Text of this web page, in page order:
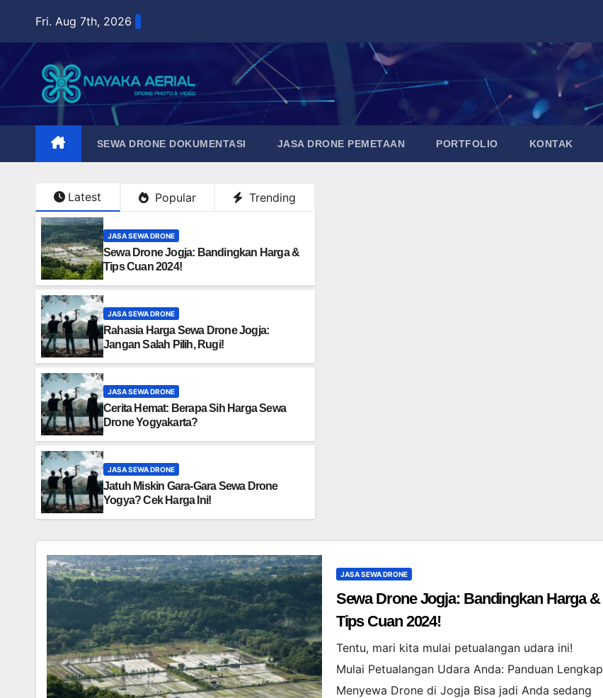
content
Fri. Aug 7th, 2026
SEWA DRONE DOKUMENTASI JASA DRONE PEMETAAN PORTFOLIO KONTAK
Latest Popular Trending
JASA SEWA DRONE
Sewa Drone Jogja: Bandingkan Harga &
Tips Cuan 2024!
JASA SEWA DRONE
Rahasia Harga Sewa Drone Jogja:
Jangan Salah Pilih, Rugi!
JASA SEWA DRONE
Cerita Hemat: Berapa Sih Harga Sewa
Drone Yogyakarta?
JASA SEWA DRONE
Jatuh Miskin Gara-Gara Sewa Drone
Yogya? Cek Harga Ini!
JASA SEWA DRONE
Sewa Drone Jogja: Bandingkan Harga &
Tips Cuan 2024!
Tentu, mari kita mulai petualangan udara ini!
Mulai Petualangan Udara Anda: Panduan Lengkap
Menyewa Drone di Jogja Bisa jadi Anda sedang